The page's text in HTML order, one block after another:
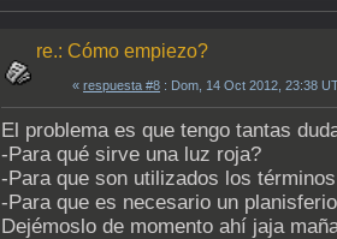
re.: Cómo empiezo?
« respuesta #8 : Dom, 14 Oct 2012, 23:38
El problema es que tengo tantas
-Para qué sirve una luz roja?
-Para que son utilizados los
-Para que es necesario un
Dejémoslo de momento ahí jaja